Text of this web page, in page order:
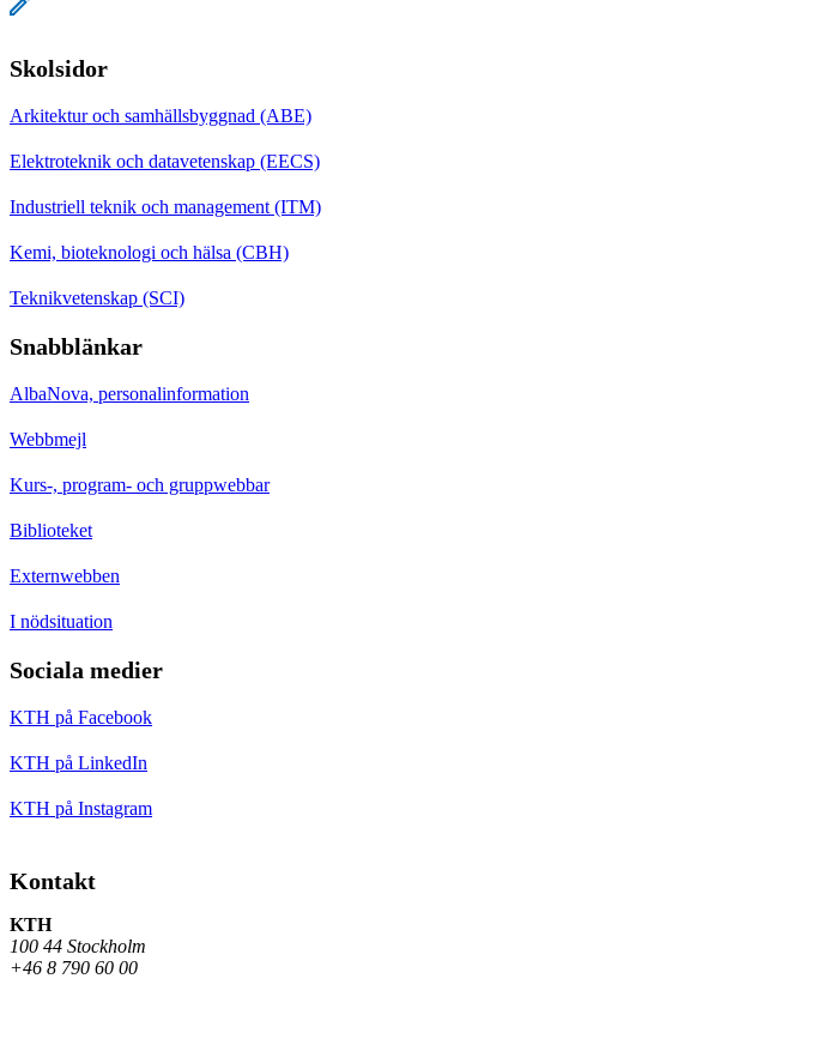
Skolsidor
Arkitektur och samhällsbyggnad (ABE)
Elektroteknik och datavetenskap (EECS)
Industriell teknik och management (ITM)
Kemi, bioteknologi och hälsa (CBH)
Teknikvetenskap (SCI)
Snabblänkar
AlbaNova, personalinformation
Webbmejl
Kurs-, program- och gruppwebbar
Biblioteket
Externwebben
I nödsituation
Sociala medier
KTH på Facebook
KTH på LinkedIn
KTH på Instagram
Kontakt
KTH
100 44 Stockholm
+46 8 790 60 00